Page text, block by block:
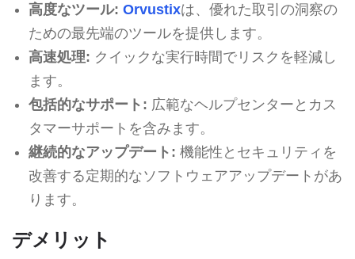
高度なツール: Orvustixは、優れた取引の洞察の
ための最先端のツールを提供します。
高速処理: クイックな実行時間でリスクを軽減し
ます。
包括的なサポート: 広範なヘルプセンターとカス
タマーサポートを含みます。
継続的なアップデート: 機能性とセキュリティを
改善する定期的なソフトウェアアップデートがあ
ります。
デメリット